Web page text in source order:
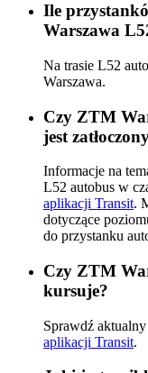
Ile
Warszawa
Na trasie L52
Warszawa.
Czy ZTM
jest
Informacje na
L52 autobus w
aplikacji Transit.
dotyczące
do przystanku
Czy ZTM
kursuje?
Sprawdź
aplikacji Transit.